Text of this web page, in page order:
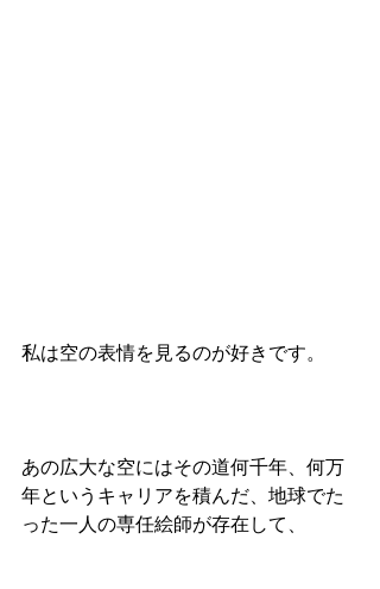
私は空の表情を見るのが好きです。
あの広大な空にはその道何千年、何万
年というキャリアを積んだ、地球でた
った一人の専任絵師が存在して、